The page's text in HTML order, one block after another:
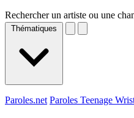
Rechercher un artiste ou une
Thématiques
Paroles.net Paroles Teenage